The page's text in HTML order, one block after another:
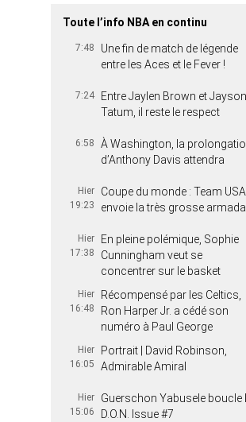
Toute l’info NBA en continu
7:48
Une fin de match de légende
entre les Aces et le Fever !
7:24
Entre Jaylen Brown et Jayson
Tatum, il reste le respect
6:58
À Washington, la
d’Anthony Davis attendra
Hier
19:23
Coupe du monde : Team USA
envoie la très grosse armada
Hier
17:38
En pleine polémique, Sophie
Cunningham veut se
concentrer sur le basket
Hier
16:48
Récompensé par les Celtics,
Ron Harper Jr. a cédé son
numéro à Paul George
Hier
16:05
Portrait | David Robinson,
Admirable Amiral
Hier
15:06
Guerschon Yabusele boucle
D.O.N. Issue #7